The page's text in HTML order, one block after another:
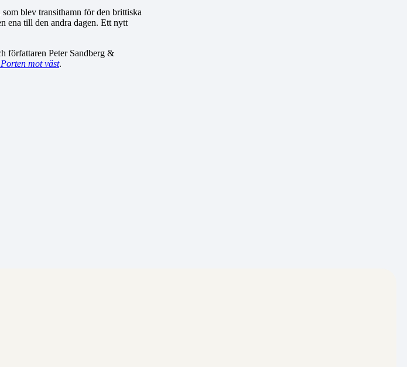
blev transithamn för den brittiska
ena till den andra dagen. Ett nytt
författaren Peter Sandberg &
mot väst.